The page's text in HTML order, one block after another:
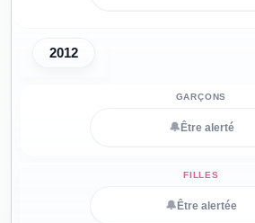
2012
🔔 Être alerté
🔔 Être alertée